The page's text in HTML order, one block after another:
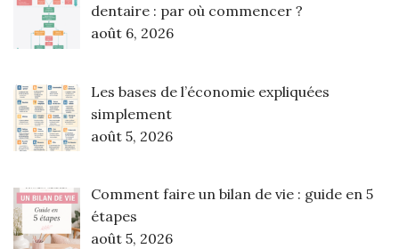
dentaire : par où commencer ?
août 6, 2026
Les bases de l’économie expliquées
simplement
août 5, 2026
Comment faire un bilan de vie : guide en 5
étapes
août 5, 2026